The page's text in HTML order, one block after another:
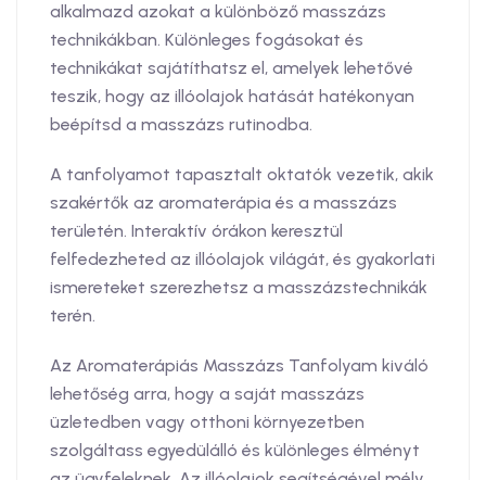
alkalmazd azokat a különböző masszázs
technikákban. Különleges fogásokat és
technikákat sajátíthatsz el, amelyek lehetővé
teszik, hogy az illóolajok hatását hatékonyan
beépítsd a masszázs rutinodba.
A tanfolyamot tapasztalt oktatók vezetik, akik
szakértők az aromaterápia és a masszázs
területén. Interaktív órákon keresztül
felfedezheted az illóolajok világát, és gyakorlati
ismereteket szerezhetsz a masszázstechnikák
terén.
Az Aromaterápiás Masszázs Tanfolyam kiváló
lehetőség arra, hogy a saját masszázs
üzletedben vagy otthoni környezetben
szolgáltass egyedülálló és különleges élményt